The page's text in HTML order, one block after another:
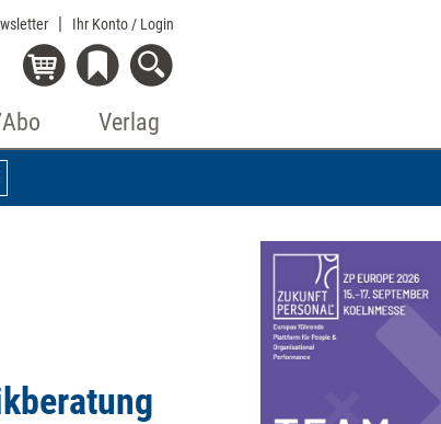
Ihr Konto / Login
Verlag